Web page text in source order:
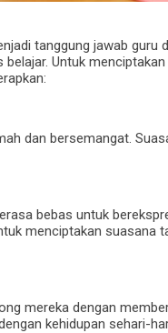
tanggung jawab guru
Untuk
dan bersemangat.
bebas untuk
menciptakan suasana
mereka dengan
kehidupan sehari-